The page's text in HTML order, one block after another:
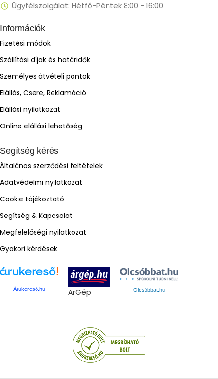
Ügyfélszolgálat: Hétfő-Péntek 8:00 - 16:00
Információk
Fizetési módok
Szállítási díjak és határidők
Személyes átvételi pontok
Elállás, Csere, Reklamáció
Elállási nyilatkozat
Online elállási lehetőség
Segítség kérés
Általános szerződési feltételek
Adatvédelmi nyilatkozat
Cookie tájékoztató
Segítség & Kapcsolat
Megfelelőségi nyilatkozat
Gyakori kérdések
Árukereső.hu ÁrGép Olcsóbbat.hu